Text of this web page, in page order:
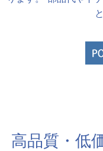
高品質・低